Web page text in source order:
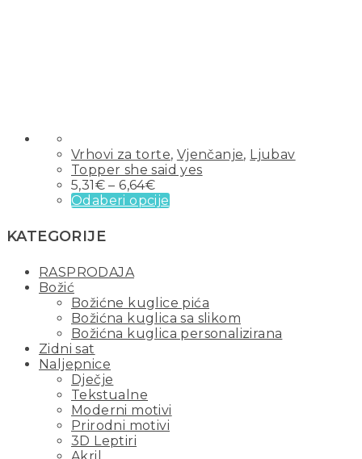
Vrhovi za torte, Vjenčanje, Ljubav
Topper she said yes
5,31€ –6,64€
Odaberi opcije
KATEGORIJE
RASPRODAJA
Božić
Božićne kuglice pića
Božićna kuglica sa slikom
Božićna kuglica personalizirana
Zidni sat
Naljepnice
Dječje
Tekstualne
Moderni motivi
Prirodni motivi
3D Leptiri
Akril